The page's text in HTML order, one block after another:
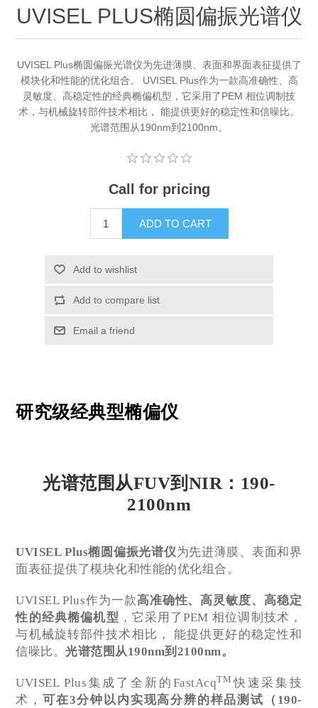
外延设备
Sinton Instruments 配件
精密电子秤
薄层电阻量测系统
Sun Simulator
Customer Partner
UVISEL PLUS椭圆偏振光谱仪
UVISEL Plus椭圆偏振光谱仪为先进薄膜、表面和界面表征提供了
模块化和性能的优化组合。 UVISEL Plus作为一款高准确性、高
灵敏度、高稳定性的经典椭偏机型，它采用了PEM 相位调制技
术，与机械旋转部件技术相比， 能提供更好的稳定性和信噪比。
光谱范围从190nm到2100nm。
Call for pricing
ADD TO CART
Add to wishlist
Add to compare list
Email a friend
研究级经典型椭偏仪
光谱范围从FUV到NIR：190-
2100nm
UVISEL Plus椭圆偏振光谱仪为先进薄膜、表面和界
面表征提供了模块化和性能的优化组合。
UVISEL Plus作为一款高准确性、高灵敏度、高稳定
性的经典椭偏机型 ，它采用了PEM 相位调制技术，
与机械旋转部件技术相比， 能提供更好的稳定性和
信噪比。光谱范围从190nm到2100nm。
UVISEL Plus集成了全新的FastAcqTM 快速采集技
术， 可在3分钟以内实现高分辨的样品测试（190-